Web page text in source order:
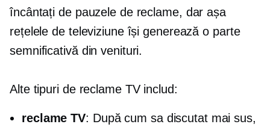
încântați de pauzele de reclame, dar așa
rețelele de televiziune își generează o parte
semnificativă din venituri.
Alte tipuri de reclame TV includ:
reclame TV: După cum sa discutat mai sus,